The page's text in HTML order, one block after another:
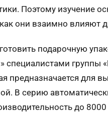
Поэтому изучение
они взаимно влияют
подарочную
специалистами группы
предназначается для
В серию
до 8000